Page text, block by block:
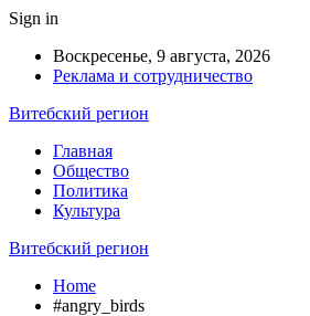
Sign in
Воскресенье, 9 августа, 2026
Реклама и сотрудничество
Витебский регион
Главная
Общество
Политика
Культура
Витебский регион
Home
#angry_birds